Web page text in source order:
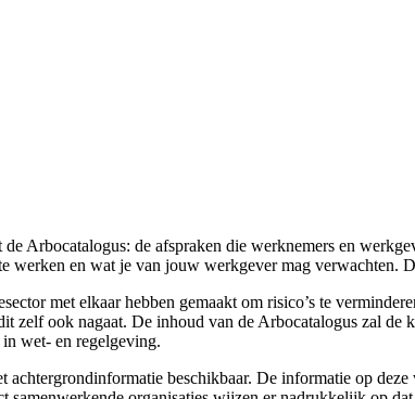
Arbocatalogus: de afspraken die werknemers en
werken en wat je van jouw werkgever mag verwachten.
met elkaar hebben gemaakt om risico’s te
zelf ook nagaat. De inhoud van de Arbocatalogus zal
wet- en regelgeving.
beschikbaar. De informatie op